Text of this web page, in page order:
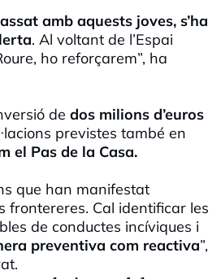
amb aquests joves, s’ha
. Al voltant de l’Espai
ho reforçarem”, ha
de dos milions d’euros
previstes també en
el Pas de la Casa.
que han manifestat
frontereres. Cal identificar les
de conductes incíviques i
preventiva com reactiva”,